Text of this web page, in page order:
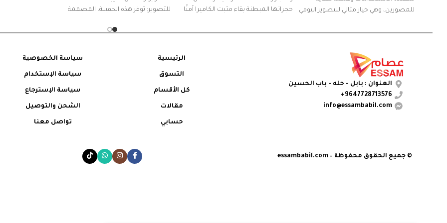
للمصورين، وهي خيار مثالي للتصوير اليومي
اليوميةتتيح الجيوب المبطنة والتنظيم
وأجهزة الكمبيوتر المحمولة وغيرها من
الملحقات بأمان.
حجراتها المبطنة بقاء مثبت الكاميرا آمنًا
للتصوير: توفر هذه الحقيبة، المصممة
مما يضمن سلامتها وأمانها أثناء النقل أو
التوزيع، مما يتيح الفرصة للموزعين
قاعدة عملاء أوسع.
العنوان : بابل - حله - باب الحسين
9647728713576+
info@essambabil.com
الرئيسية
التسوق
كل الأقسام
مقالات
حسابي
سياسة الخصوصية
سياسة الإستخدام
سياسة الإسترجاع
الشحن والتوصيل
تواصل معنا
© جميع الحقوق محفوظة – essambabil.com